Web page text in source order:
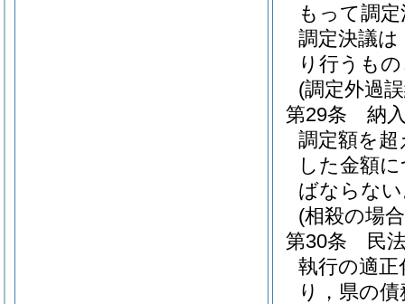
もって調
調定決議
り行うも
(調定外過
第29条
納
調定額を
した金額
ばならな
(相殺の場
第30条
民
執行の適
り，県の